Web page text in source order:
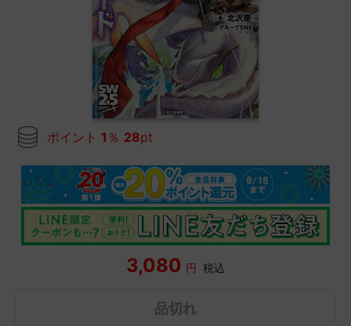
ポイント 1 ％ 28pt
3,080 円 税込
品切れ